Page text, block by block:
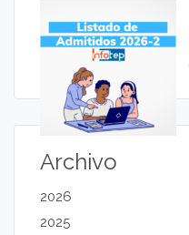
Archivo
2026
2025